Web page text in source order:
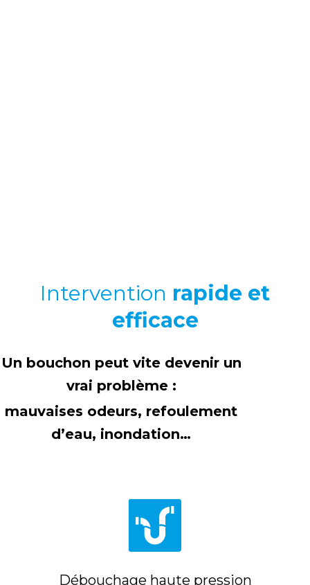
Intervention rapide et
efficace
Un bouchon peut vite devenir un
vrai problème :
mauvaises odeurs, refoulement
d’eau, inondation…
Débouchage haute pression